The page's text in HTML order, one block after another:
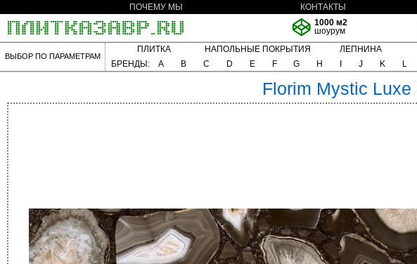
ПОЧЕМУ МЫ КОНТАКТЫ
1000 м2
шоурум
ВЫБОР ПО ПАРАМЕТРАМ
ПЛИТКА НАПОЛЬНЫЕ ПОКРЫТИЯ ЛЕПНИНА
БРЕНДЫ:
A B C D E F G H J K L
Florim Mystic Luxe